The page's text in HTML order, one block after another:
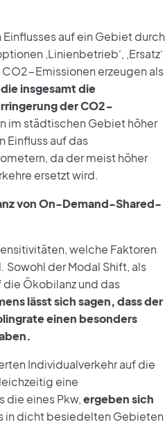
auf ein Gebiet durch
‚Linienbetrieb‘, ‚Ersatz‘
CO2-Emissionen erzeugen als
insgesamt die
der CO2-
im städtischen Gebiet höher
Einfluss auf das
da der meist höher
ersetzt wird.
von On-Demand-Shared-
welche Faktoren
der Modal Shift, als
Ökobilanz und das
lässt sich sagen, dass der
einen besonders
Individualverkehr auf die
eine
die eines Pkw,ergeben sich
in dicht besiedelten Gebieten